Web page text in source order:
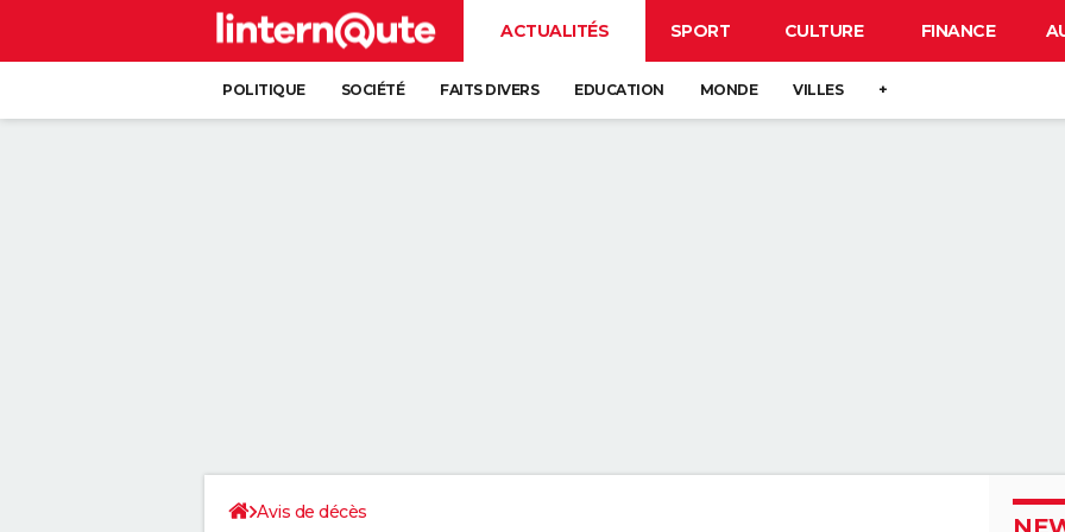
ACTUALITÉS SPORT CULTURE FINANCE
POLITIQUE SOCIÉTÉ FAITS DIVERS EDUCATION MONDE VILLES +
Avis de décès